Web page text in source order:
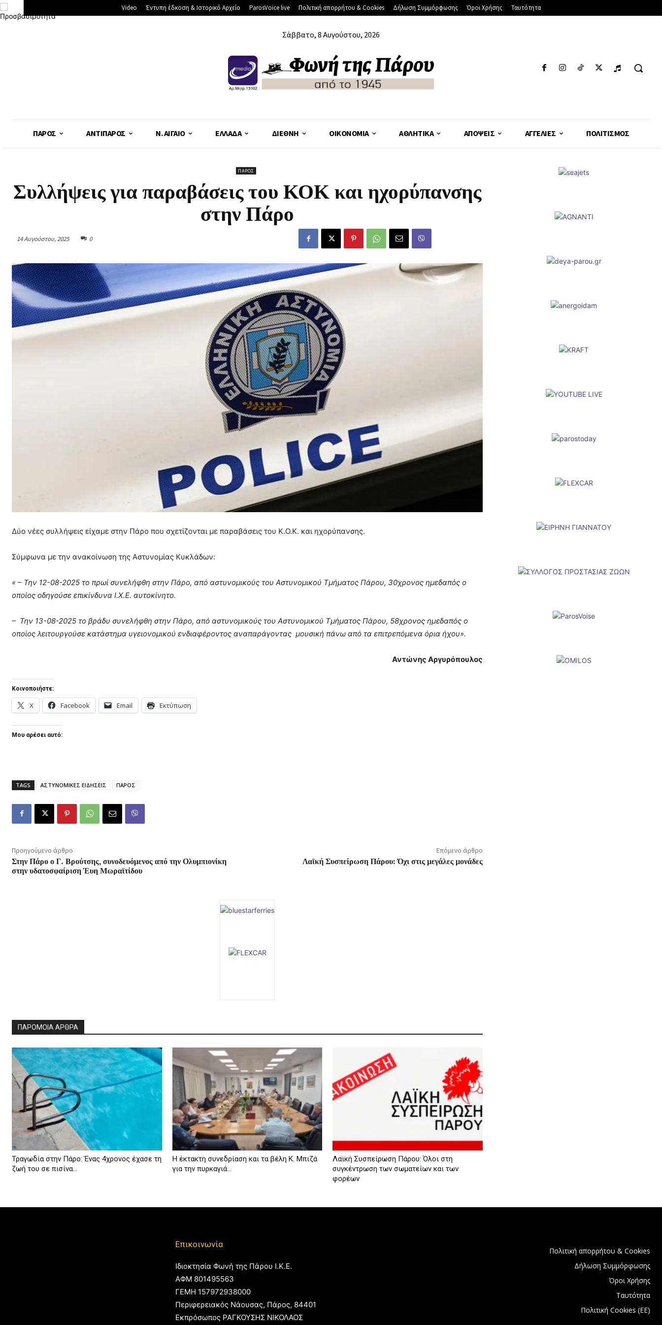
Video Έντυπη έδκοση & Ιστορικό Αρχείο ParosVoice live Πολιτική απορρήτου & Cookies Δήλωση Συμμόρφωσης Όροι Χρήσης Ταυτότητα
Σάββατο, 8 Αυγούστου, 2026
ΠΆΡΟΣ ΑΝΤΊΠΑΡΟΣ Ν. ΑΙΓΑΊΟ ΕΛΛΆΔΑ ΔΙΕΘΝΉ ΟΙΚΟΝΟΜΊΑ ΑΘΛΗΤΙΚΆ ΑΠΌΨΕΙΣ ΑΓΓΕΛΊΕΣ ΠΟΛΙΤΙΣΜΌΣ
ΠΆΡΟΣ
Συλλήψεις για παραβάσεις του ΚΟΚ και ηχορύπανσης
στην Πάρο
14 Αυγούστου, 2025 0
Δύο νέες συλλήψεις είχαμε στην Πάρο που σχετίζονται με παραβάσεις του Κ.Ο.Κ. και ηχορύπανσης.
Σύμφωνα με την ανακοίνωση της Αστυνομίας Κυκλάδων:
« – Την 12-08-2025 το πρωί συνελήφθη στην Πάρο, από αστυνομικούς του Αστυνομικού Τμήματος Πάρου, 30χρονος ημεδαπός ο
οποίος οδηγούσε επικίνδυνα I.X.E. αυτοκίνητο.
– Την 13-08-2025 το βράδυ συνελήφθη στην Πάρο, από αστυνομικούς του Αστυνομικού Τμήματος Πάρου, 58χρονος ημεδαπός ο
οποίος λειτουργούσε κατάστημα υγειονομικού ενδιαφέροντος αναπαράγοντας μουσική πάνω από τα επιτρεπόμενα όρια ήχου».
Αντώνης Αργυρόπουλος
Κοινοποιήστε:
X Facebook Email Εκτύπωση
Μου αρέσει αυτό:
TAGS ΑΣΤΥΝΟΜΙΚΕΣ ΕΙΔΗΣΕΙΣ ΠΑΡΟΣ
Προηγούμενο άρθρο
Στην Πάρο ο Γ. Βρούτσης, συνοδευόμενος από την Ολυμπιονίκη
στην υδατοσφαίριση Έυη Μωραϊτίδου
Επόμενο άρθρο
Λαϊκή Συσπείρωση Πάρου: Όχι στις μεγάλες μονάδες
ΠΑΡΟΜΟΙΑ ΑΡΘΡΑ
Τραγωδία στην Πάρο: Ένας 4χρονος έχασε τη
ζωή του σε πισίνα...
Η έκτακτη συνεδρίαση και τα βέλη Κ. Μπιζά
για την πυρκαγιά...
Λαϊκή Συσπείρωση Πάρου: Όλοι στη
συγκέντρωση των σωματείων και των
φορέων
Επικοινωνία
Ιδιοκτησία Φωνή της Πάρου Ι.Κ.Ε.
ΑΦΜ 801495563
ΓΕΜΗ 157972938000
Περιφερειακός Νάουσας, Πάρος, 84401
Εκπρόσωπος ΡΑΓΚΟΥΣΗΣ ΝΙΚΟΛΑΟΣ
Πολιτική απορρήτου & Cookies
Δήλωση Συμμόρφωσης
Όροι Χρήσης
Ταυτότητα
Πολιτική Cookies (ΕΕ)